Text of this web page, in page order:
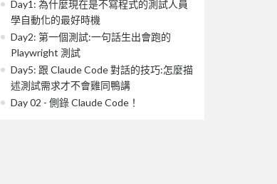
Day1: 為什麼現在是不寫程式的測試人員
學自動化的最好時機
Day2: 第一個測試:一句話生出會跑的
Playwright 測試
Day5: 跟 Claude Code 對話的技巧:怎麼描
述測試需求才不會雞同鴨講
Day 02 - 側錄 Claude Code！